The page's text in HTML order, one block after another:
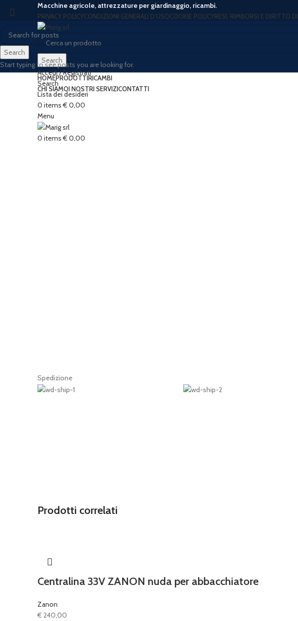
Macchine agricole, attrezzature per giardinaggio, ricambi.
PRIVACY POLICYCONDIZIONI GENERALI D’USOCOOKIE POLICYRESI, RIMBORSI E DIRITTO
Search
Accedi / Registrati
Search
Lista dei desideri
0 items € 0,00
Menu
0 items € 0,00
HOMEPRODOTTIRICAMBI
CHI SIAMOI NOSTRI SERVIZICONTATTI
Spedizione
Prodotti correlati
Centralina 33V ZANON nuda per abbacchiatore
Zanon
€ 240,00
Search
Start typing to see posts you are looking for.